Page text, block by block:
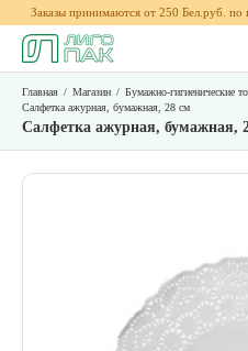
Заказы принимаются от 250 Бел.руб.
Главная / Магазин / Бумажно-гигиенические
Салфетка ажурная, бумажная, 28 см
Салфетка ажурная, бумажная,